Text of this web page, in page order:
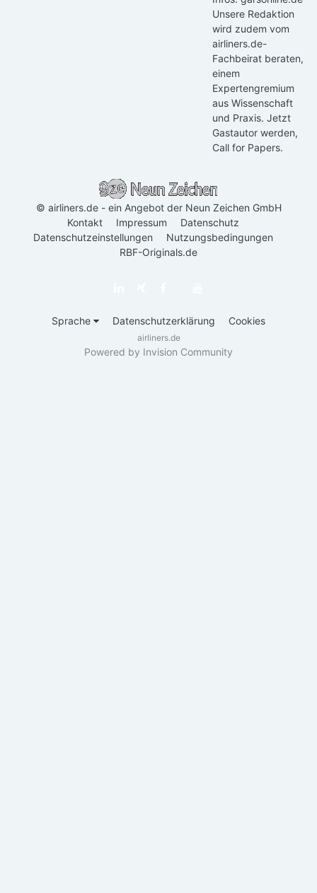
Unsere Redaktion
wird zudem vom
airliners.de-
Fachbeirat beraten,
einem
Expertengremium
aus Wissenschaft
und Praxis. Jetzt
Gastautor werden,
Call for Papers.
© airliners.de - ein Angebot der Neun Zeichen GmbH
Kontakt
Impressum
Datenschutz
Datenschutzeinstellungen
Nutzungsbedingungen
RBF-Originals.de
Sprache Datenschutzerklärung Cookies
airliners.de
Powered by Invision Community